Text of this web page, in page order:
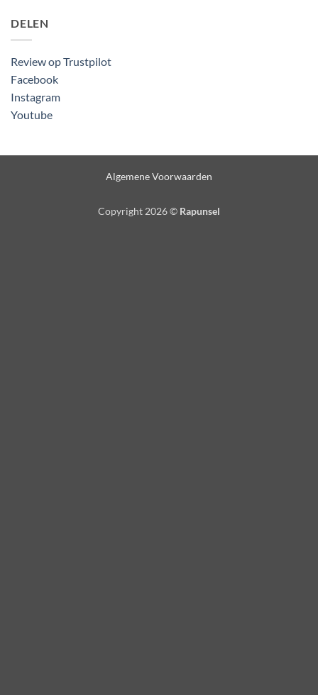
DELEN
Review op Trustpilot
Facebook
Instagram
Youtube
Algemene Voorwaarden
Copyright 2026 © Rapunsel